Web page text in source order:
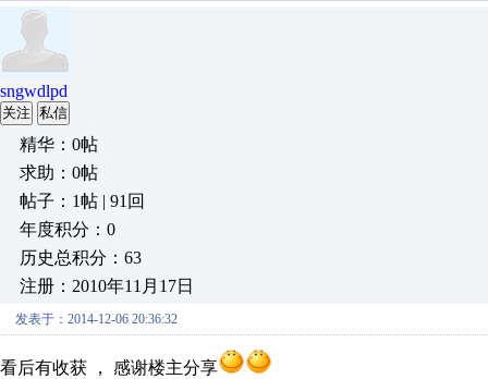
sngwdlpd
关注 私信
精华：0帖
求助：0帖
帖子：1帖 | 91回
年度积分：0
历史总积分：63
注册：2010年11月17日
发表于：2014-12-06 20:36:32
看后有收获 ， 感谢楼主分享